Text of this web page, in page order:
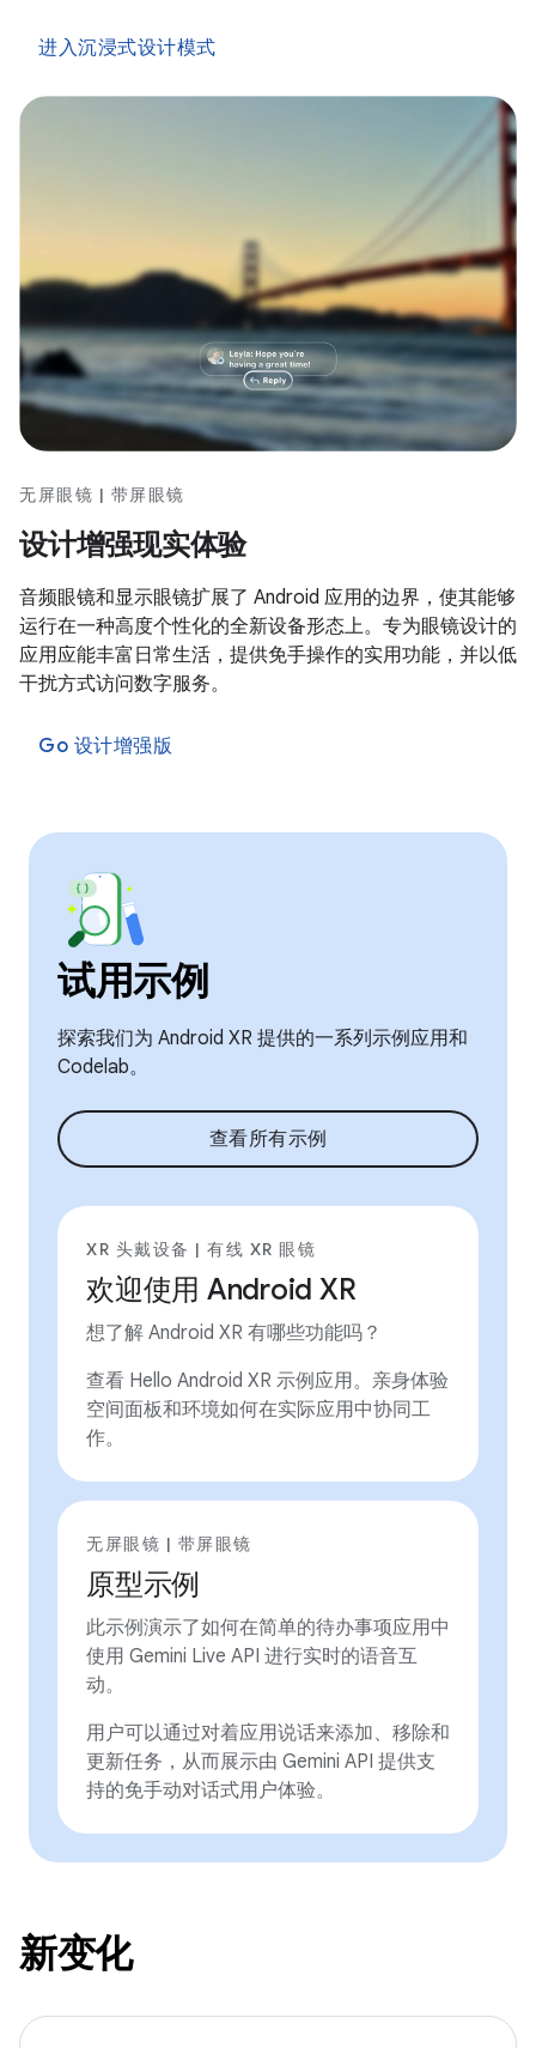
进入沉浸式设计模式
无屏眼镜 | 带屏眼镜
设计增强现实体验
音频眼镜和显示眼镜扩展了 Android 应用的边界，使其能够
运行在一种高度个性化的全新设备形态上。专为眼镜设计的
应用应能丰富日常生活，提供免手操作的实用功能，并以低
干扰方式访问数字服务。
Go 设计增强版
试用示例
探索我们为 Android XR 提供的一系列示例应用和
Codelab。
查看所有示例
XR 头戴设备 | 有线 XR 眼镜
欢迎使用 Android XR
想了解 Android XR 有哪些功能吗？
查看 Hello Android XR 示例应用。亲身体验
空间面板和环境如何在实际应用中协同工
作。
无屏眼镜 | 带屏眼镜
原型示例
此示例演示了如何在简单的待办事项应用中
使用 Gemini Live API 进行实时的语音互
动。
用户可以通过对着应用说话来添加、移除和
更新任务，从而展示由 Gemini API 提供支
持的免手动对话式用户体验。
新变化